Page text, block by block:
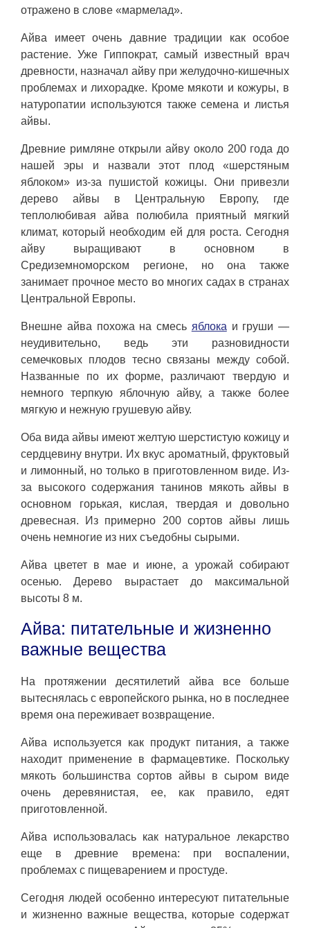
отражено в слове «мармелад».
Айва имеет очень давние традиции как особое
растение. Уже Гиппократ, самый известный врач
древности, назначал айву при желудочно-кишечных
проблемах и лихорадке. Кроме мякоти и кожуры, в
натуропатии используются также семена и листья
айвы.
Древние римляне открыли айву около 200 года до
нашей эры и назвали этот плод «шерстяным
яблоком» из-за пушистой кожицы. Они привезли
дерево айвы в Центральную Европу, где
теплолюбивая айва полюбила приятный мягкий
климат, который необходим ей для роста. Сегодня
айву выращивают в основном в
Средиземноморском регионе, но она также
занимает прочное место во многих садах в странах
Центральной Европы.
Внешне айва похожа на смесь яблока и груши —
неудивительно, ведь эти разновидности
семечковых плодов тесно связаны между собой.
Названные по их форме, различают твердую и
немного терпкую яблочную айву, а также более
мягкую и нежную грушевую айву.
Оба вида айвы имеют желтую шерстистую кожицу и
сердцевину внутри. Их вкус ароматный, фруктовый
и лимонный, но только в приготовленном виде. Из-
за высокого содержания танинов мякоть айвы в
основном горькая, кислая, твердая и довольно
древесная. Из примерно 200 сортов айвы лишь
очень немногие из них съедобны сырыми.
Айва цветет в мае и июне, а урожай собирают
осенью. Дерево вырастает до максимальной
высоты 8 м.
Айва: питательные и жизненно
важные вещества
На протяжении десятилетий айва все больше
вытеснялась с европейского рынка, но в последнее
время она переживает возвращение.
Айва используется как продукт питания, а также
находит применение в фармацевтике. Поскольку
мякоть большинства сортов айвы в сыром виде
очень деревянистая, ее, как правило, едят
приготовленной.
Айва использовалась как натуральное лекарство
еще в древние времена: при воспалении,
проблемах с пищеварением и простуде.
Сегодня людей особенно интересуют питательные
и жизненно важные вещества, которые содержат